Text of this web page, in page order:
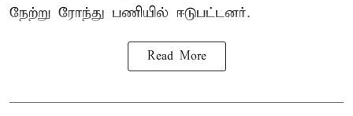
நேற்று ரோந்து பணியில் ஈடுபட்டனர்.
Read More